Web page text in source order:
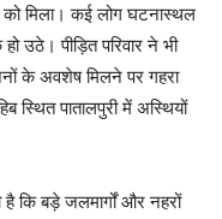
मिला। कई लोग घटनास्थल
उठे। पीड़ित परिवार ने भी
के अवशेष मिलने पर गहरा
स्थित पातालपुरी में अस्थियों
कि बड़े जलमार्गों और नहरों